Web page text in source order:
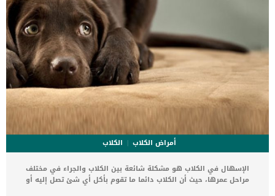
أمراض الكلاب
الكلاب
الإسهال في الكلاب هو مشكلة شائعة بين الكلاب والجراء في مختلف
مراحل عمرها، حيث أن الكلاب دائما ما تقوم بأكل أي شئ تصل إليه أو